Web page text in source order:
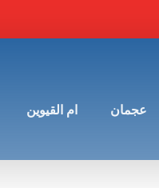
عجمان ام القيوين